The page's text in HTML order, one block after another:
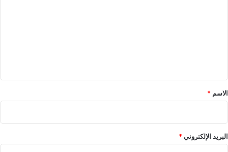
*
الاسم *
البريد الإلكتروني*